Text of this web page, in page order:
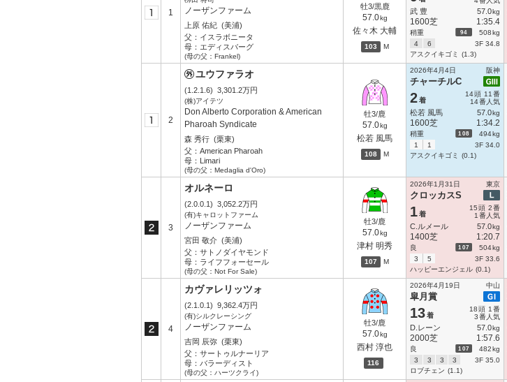
1 ノーザンファーム
上原 佑紀 (美浦)
父： イスラボニータ
母： エディスバーグ
(母の父：Frankel)
牡3/黒鹿
57.0kg
佐々木 大輔
103 M
武 豊 57.0kg
1600芝 1:35.4
稍重 94 508kg
4
6
3F 34.8
アスクイキゴミ
(1.3)
2
ユウファラオ
(1.2.1.6) 3,301.2万円
(株)アイテツ
Don Alberto Corporation & American
Pharoah Syndicate
森 秀行 (栗東)
父： American Pharoah
母： Limari
(母の父：Medaglia d'Oro)
牡3/鹿
57.0kg
松若 風馬
108 M
2026年4月4日 阪神
チャーチルC
2着
14頭 11 番
14番人気
松若 風馬 57.0kg
1600芝 1:34.2
稍重 108 494kg
1
1
3F 34.0
アスクイキゴミ
(0.1)
3
オルネーロ
(2.0.0.1) 3,052.2万円
(有)キャロットファーム
ノーザンファーム
宮田 敬介 (美浦)
父： サトノダイヤモンド
母： ライフフォーセール
(母の父：Not For Sale)
牡3/鹿
57.0kg
津村 明秀
107 M
2026年1月31日 東京
クロッカスS
1着
15頭 2番
1 番人気
C.ルメール 57.0kg
1400芝 1:20.7
良 107 504kg
3
5
3F 33.6
ハッピーエンジェル (0.1)
4
カヴァレリッツォ
(2.1.0.1) 9,362.4万円
(有)シルクレーシング
ノーザンファーム
吉岡 辰弥 (栗東)
父： サートゥルナーリア
母： バラーディスト
(母の父：ハーツクライ)
牡3/鹿
57.0kg
西村 淳也
116
2026年4月19日 中山
皐月賞
13着
18頭 1 番
3番人気
D.レーン 57.0kg
2000芝 1:57.6
良 107 482kg
3
3 3 3
3F 35.0
ロブチェン (1.1)